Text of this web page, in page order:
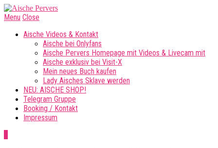
Menu Close
Aische Videos & Kontakt
Aische bei Onlyfans
Aische Pervers Homepage mit Videos & Livecam mit
Aische exklusiv bei Visit-X
Mein neues Buch kaufen
Lady Aisches Sklave werden
NEU: AISCHE SHOP!
Telegram Gruppe
Booking / Kontakt
Impressum